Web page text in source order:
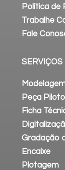
Política de
Trabalhe
Fale
SERVIÇOS
Peça Piloto
Ficha
Gradação
Encaixe
Plotagem